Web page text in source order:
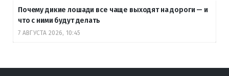
Почему дикие лошади все чаще выходят на дороги — и
что с ними будут делать
7 АВГУСТА 2026, 10:45